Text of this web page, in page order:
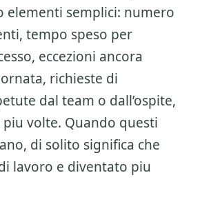
elementi semplici: numero
tempo speso per
eccezioni ancora
richieste di
dal team o dall’ospite,
volte. Quando questi
di solito significa che
lavoro e diventato piu